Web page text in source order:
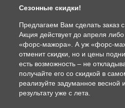
Сезонные скидки!
Предлагаем Вам сделать заказ
Акция действует до апреля
«форс-мажора». А уж «форс-
отменит скидки, но и цены
есть возможность – не
получайте его со скидкой в
реализуйте задуманное весной
результату уже с лета.